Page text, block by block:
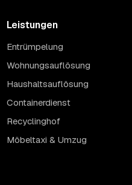
Leistungen
Entrümpelung
Wohnungsauflösung
Haushaltsauflösung
Containerdienst
Recyclinghof
Möbeltaxi & Umzug